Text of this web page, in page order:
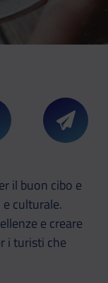
su
il buon cibo e
culturale.
e creare
i turisti che